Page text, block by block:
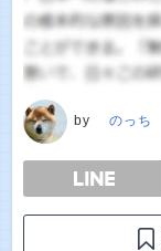
by のっち
TWEET